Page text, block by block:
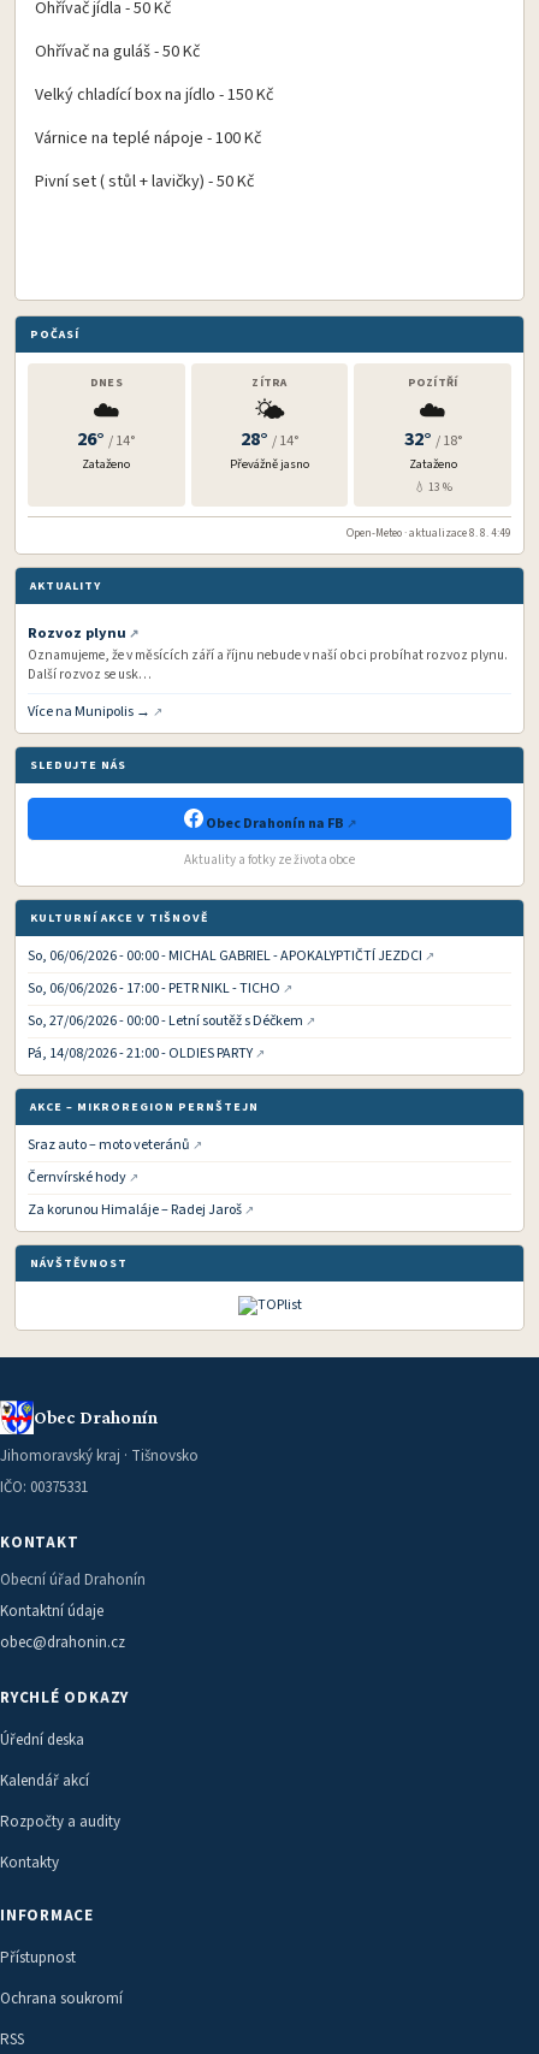
Ohřívač jídla - 50 Kč
Ohřívač na guláš - 50 Kč
Velký chladící box na jídlo - 150 Kč
Várnice na teplé nápoje - 100 Kč
Pivní set ( stůl + lavičky) - 50 Kč
POČASÍ
DNES
☁️
26°/ 14°
Zataženo
ZÍTRA
🌤️
28° / 14°
Převážně jasno
POZÍTŘÍ
☁️
32° / 18°
Zataženo
💧 13 %
Open-Meteo · aktualizace 8. 8. 4:49
AKTUALITY
Rozvoz plynu
Oznamujeme, že v měsících září a říjnu nebude v naší obci probíhat rozvoz plynu.
Další rozvoz se usk…
Více na Munipolis →
SLEDUJTE NÁS
Obec Drahonín na FB
Aktuality a fotky ze života obce
KULTURNÍ AKCE V TIŠNOVĚ
So, 06/06/2026 - 00:00 - MICHAL GABRIEL - APOKALYPTIČTÍ JEZDCI
So, 06/06/2026 - 17:00 - PETR NIKL - TICHO
So, 27/06/2026 - 00:00 - Letní soutěž s Déčkem
Pá, 14/08/2026 - 21:00 - OLDIES PARTY
AKCE – MIKROREGION PERNŠTEJN
Sraz auto – moto veteránů
Černvírské hody
Za korunou Himaláje – Radej Jaroš
NÁVŠTĚVNOST
Obec Drahonín
Jihomoravský kraj · Tišnovsko
IČO: 00375331
KONTAKT
Obecní úřad Drahonín
Kontaktní údaje
obec@drahonin.cz
RYCHLÉ ODKAZY
Úřední deska
Kalendář akcí
Rozpočty a audity
Kontakty
INFORMACE
Přístupnost
Ochrana soukromí
RSS